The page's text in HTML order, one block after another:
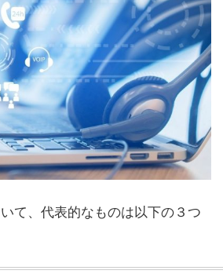
て、代表的なものは以下の３つ